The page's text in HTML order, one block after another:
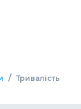
/ Тривалість